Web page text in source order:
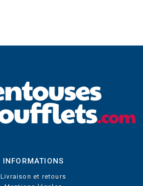
INFORMATIONS
Livraison et retours